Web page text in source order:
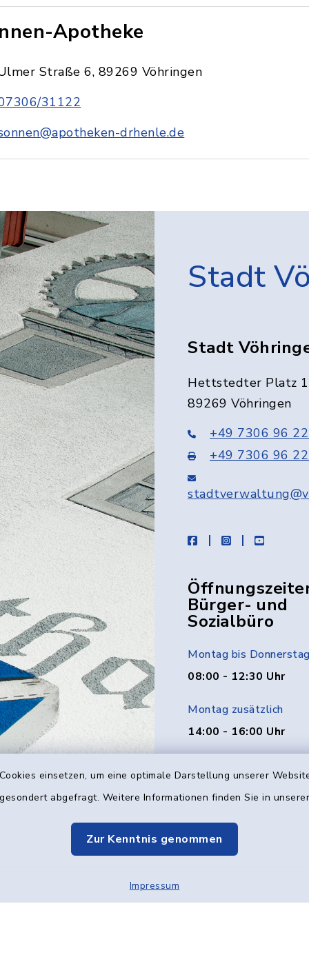
einsetzen, um eine optimale Darstellung unserer
abgefragt. Weitere Informationen finden Sie in
Zur Kenntnis genommen
Impressum
Apotheke
Straße 6, 89269 Vöhringen
31122
drhenle.de
Stadt
Stadt
Hettstedter Platz 1
89269 Vöhringen
+49 7306 96
+49 7306 96
facebookinstagramyoutube
Bürger- und
Sozialbüro
Montag bis Donnerstag
08:00 - 12:30 Uhr
Montag zusätzlich
14:00 - 16:00 Uhr
Freitag
08:00 - 12:00 Uhr